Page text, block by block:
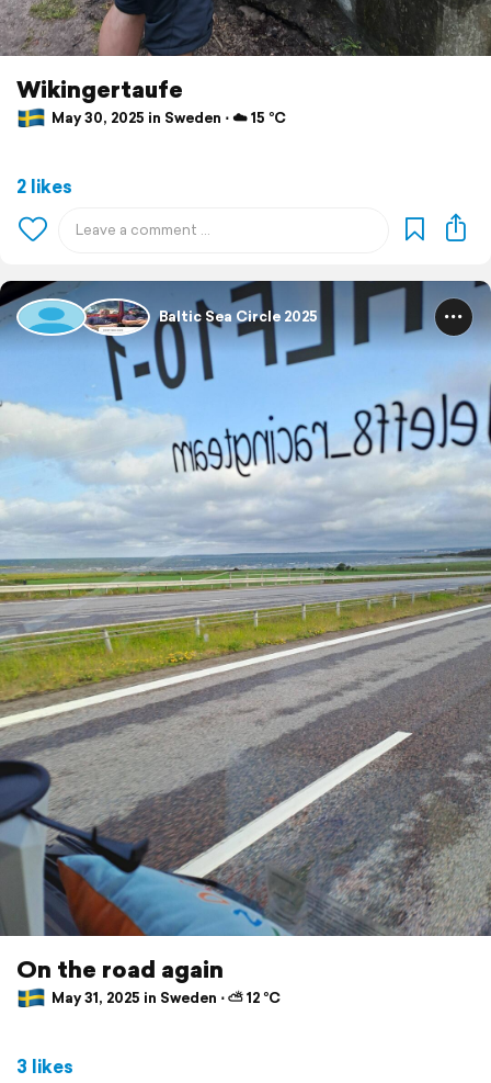
Wikingertaufe
May 30, 2025 in Sweden ⋅ ☁️ 15 °C
2 likes
Baltic Sea Circle 2025
On the road again
May 31, 2025 in Sweden ⋅ ⛅ 12 °C
3 likes